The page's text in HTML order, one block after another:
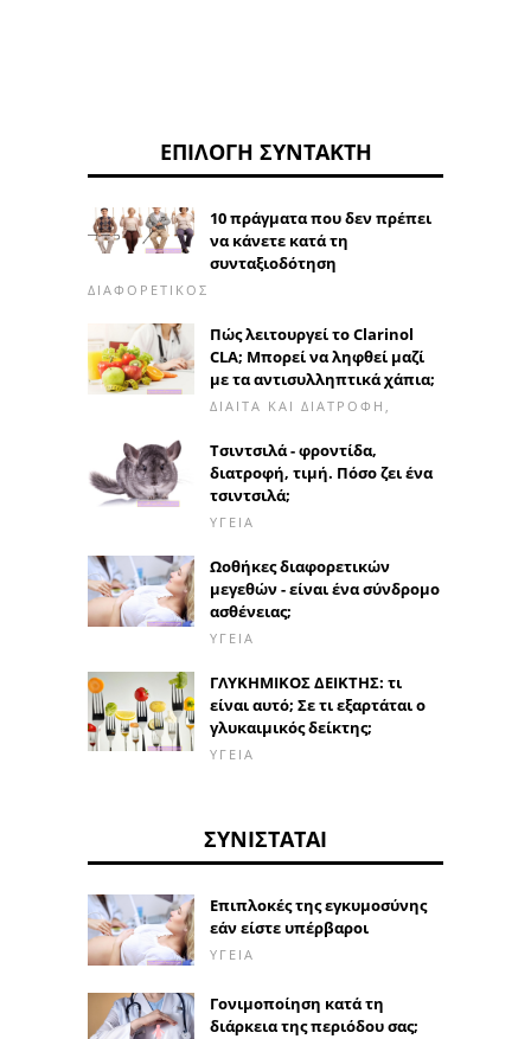
ΕΠΙΛΟΓΉ ΣΥΝΤΆΚΤΗ
10 πράγματα που δεν πρέπει
να κάνετε κατά τη
συνταξιοδότηση
ΔΙΑΦΟΡΕΤΙΚΌΣ
Πώς λειτουργεί το Clarinol
CLA; Μπορεί να ληφθεί μαζί
με τα αντισυλληπτικά χάπια;
ΔΊΑΙΤΑ ΚΑΙ ΔΙΑΤΡΟΦΉ,
Τσιντσιλά - φροντίδα,
διατροφή, τιμή. Πόσο ζει ένα
τσιντσιλά;
ΥΓΕΊΑ
Ωοθήκες διαφορετικών
μεγεθών - είναι ένα σύνδρομο
ασθένειας;
ΥΓΕΊΑ
ΓΛΥΚΗΜΙΚΟΣ ΔΕΙΚΤΗΣ: τι
είναι αυτό; Σε τι εξαρτάται ο
γλυκαιμικός δείκτης;
ΥΓΕΊΑ
ΣΥΝΙΣΤΆΤΑΙ
Επιπλοκές της εγκυμοσύνης
εάν είστε υπέρβαροι
ΥΓΕΊΑ
Γονιμοποίηση κατά τη
διάρκεια της περιόδου σας;